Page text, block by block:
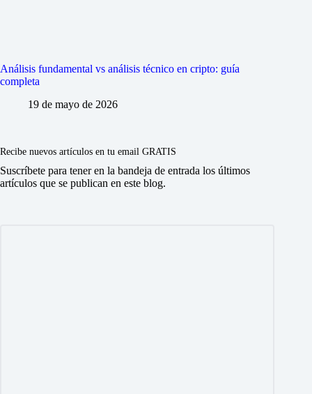
Análisis fundamental vs análisis técnico en cripto: guía
completa
19 de mayo de 2026
Recibe nuevos artículos en tu email GRATIS
Suscríbete para tener en la bandeja de entrada los últimos
artículos que se publican en este blog.